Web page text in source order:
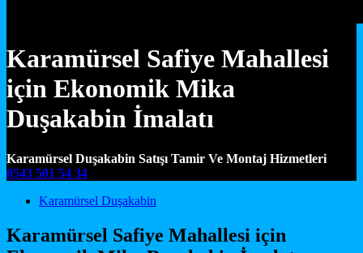
Karamürsel Safiye Mahallesi
için Ekonomik Mika
Duşakabin İmalatı
Karamürsel Duşakabin Satışı Tamir Ve Montaj Hizmetleri
0543 501 54 34
Main Navigation
Karamürsel Duşakabin
Karamürsel Safiye Mahallesi için